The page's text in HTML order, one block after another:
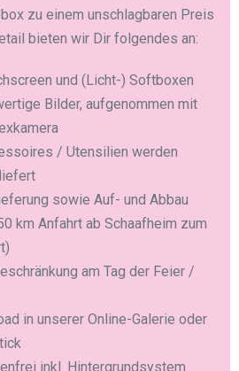
zu einem unschlagbaren Preis
bieten wir Dir folgendes an:
und (Licht-) Softboxen
Bilder, aufgenommen mit
/ Utensilien werden
sowie Auf- und Abbau
km Anfahrt ab Schaafheim zum
am Tag der Feier /
in unserer Online-Galerie oder
inkl. Hintergrundsystem